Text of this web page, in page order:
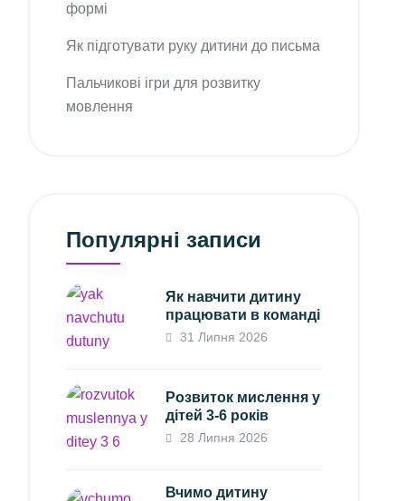
формі
Як підготувати руку дитини до письма
Пальчикові ігри для розвитку
мовлення
Популярні записи
Як навчити дитину
працювати в команді
31 Липня 2026
Розвиток мислення у
дітей 3-6 років
28 Липня 2026
Вчимо дитину